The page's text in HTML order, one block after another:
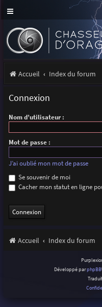
Accueil Index du forum
Connexion
Nom d’utilisateur :
Mot de passe :
J’ai oublié mon mot de passe
Se souvenir de moi
Cacher mon statut en ligne
Accueil Index du forum
Développé parphpBB